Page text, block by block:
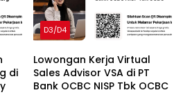
D3/D4
Lowongan Kerja Virtual
Sales Advisor VSA di PT
Bank OCBC NISP Tbk OCBC